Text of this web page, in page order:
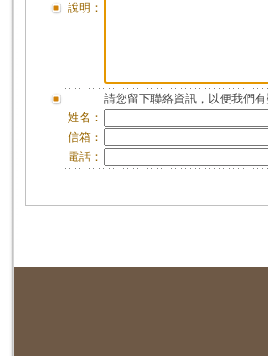
說明：
請您留下聯絡資訊，以便我們
姓名：
信箱：
電話：